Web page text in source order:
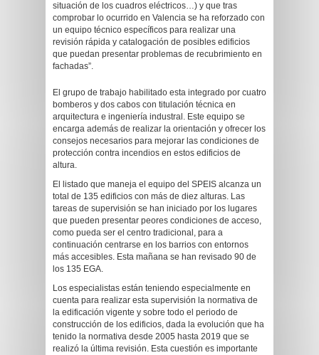
situación de los cuadros eléctricos…) y que tras
comprobar lo ocurrido en Valencia se ha reforzado con
un equipo técnico específicos para realizar una
revisión rápida y catalogación de posibles edificios
que puedan presentar problemas de recubrimiento en
fachadas”.
El grupo de trabajo habilitado esta integrado por cuatro
bomberos y dos cabos con titulación técnica en
arquitectura e ingeniería industral. Este equipo se
encarga además de realizar la orientación y ofrecer los
consejos necesarios para mejorar las condiciones de
protección contra incendios en estos edificios de
altura.
El listado que maneja el equipo del SPEIS alcanza un
total de 135 edificios con más de diez alturas. Las
tareas de supervisión se han iniciado por los lugares
que pueden presentar peores condiciones de acceso,
como pueda ser el centro tradicional, para a
continuación centrarse en los barrios con entornos
más accesibles. Esta mañana se han revisado 90 de
los 135 EGA.
Los especialistas están teniendo especialmente en
cuenta para realizar esta supervisión la normativa de
la edificación vigente y sobre todo el periodo de
construcción de los edificios, dada la evolución que ha
tenido la normativa desde 2005 hasta 2019 que se
realizó la última revisión. Esta cuestión es importante